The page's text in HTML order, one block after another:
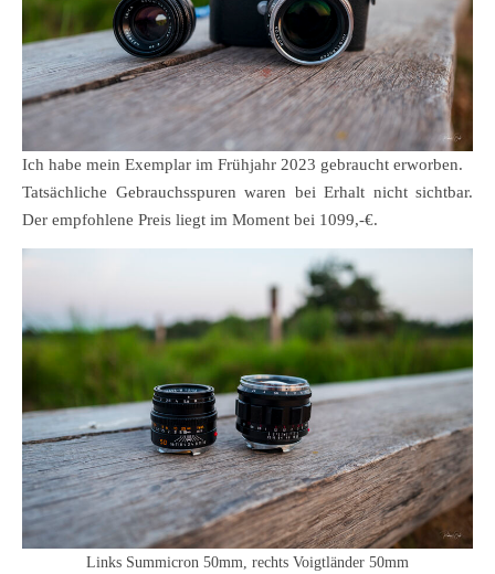
Ich habe mein Exemplar im Frühjahr 2023 gebraucht erworben.
Tatsächliche Gebrauchsspuren waren bei Erhalt nicht sichtbar.
Der empfohlene Preis liegt im Moment bei 1099,-€.
Links Summicron 50mm, rechts Voigtländer 50mm